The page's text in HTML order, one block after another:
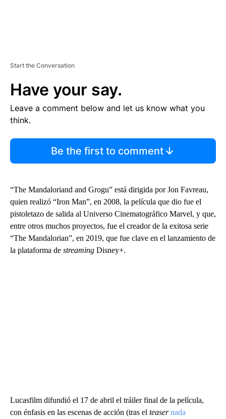
Start the Conversation
Have your say.
Leave a comment below and let us know what you
think.
Be the first to comment
“The Mandaloriand and Grogu” está dirigida por Jon Favreau,
quien realizó “Iron Man”, en 2008, la película que dio fue el
pistoletazo de salida al Universo Cinematográfico Marvel, y que,
entre otros muchos proyectos, fue el creador de la exitosa serie
“The Mandalorian”, en 2019, que fue clave en el lanzamiento de
la plataforma de streaming Disney+.
Lucasfilm difundió el 17 de abril el tráiler final de la película,
con énfasis en las escenas de acción (tras el teaser nada